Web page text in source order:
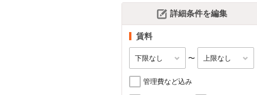
詳細条件を編集
賃料
〜
管理費など込み